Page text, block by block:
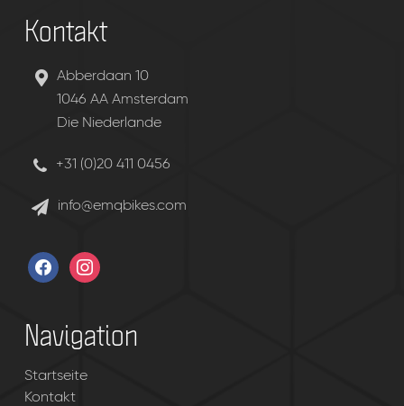
Kontakt
Abberdaan 10
1046 AA Amsterdam
Die Niederlande
+31 (0)20 411 0456
info@emqbikes.com
facebookinstagram
Navigation
Startseite
Kontakt